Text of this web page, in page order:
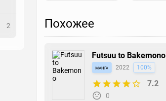
2 Похожее
Futsuu to Bakemono
манга 2022 100%
7.2
0